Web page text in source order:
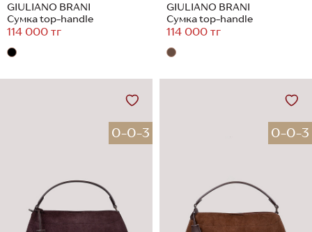
GIULIANO BRANI
Сумка top-handle
114 000 тг
GIULIANO BRANI
Сумка top-handle
114 000 тг
0-0-3 0-0-3